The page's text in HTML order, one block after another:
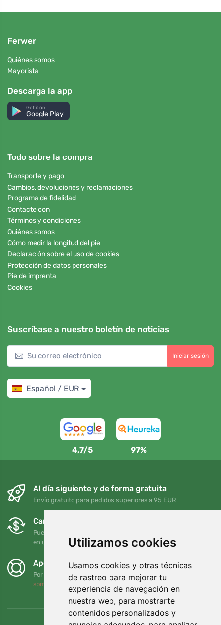
Utilizamos cookies
Usamos cookies y otras técnicas
de rastreo para mejorar tu
experiencia de navegación en
nuestra web, para mostrarte
contenidos personalizados y
Ferwer
Quiénes somos
Mayorista
Descarga la app
Get it on
Google Play
Todo sobre la compra
Transporte y pago
Cambios, devoluciones y reclamaciones
Programa de fidelidad
Contacte con
Términos y condiciones
Quiénes somos
Cómo medir la longitud del pie
Declaración sobre el uso de cookies
Protección de datos personales
Pie de imprenta
Cookies
Suscríbase a nuestro boletín de noticias
Iniciar sesión
Español / EUR
4,7/5 97%
Al día siguiente y de forma gratuita
Envío gratuito para pedidos superiores a 95 EUR
Cambios y devoluciones gratuitos
Puede devolver o cambiar su pedido en cualquier momento
en un plazo de 90 días
Apoyamos a Trees.org
Por cada pedido plantamos un árbol. Leer más
somos